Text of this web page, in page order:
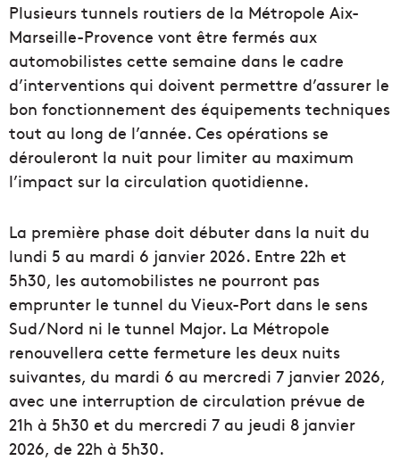
Plusieurs tunnels routiers de la Métropole Aix-
Marseille-Provence vont être fermés aux
automobilistes cette semaine dans le cadre
d’interventions qui doivent permettre d’assurer le
bon fonctionnement des équipements techniques
tout au long de l’année. Ces opérations se
dérouleront la nuit pour limiter au maximum
l’impact sur la circulation quotidienne.
La première phase doit débuter dans la nuit du
lundi 5 au mardi 6 janvier 2026. Entre 22h et
5h30, les automobilistes ne pourront pas
emprunter le tunnel du Vieux-Port dans le sens
Sud/Nord ni le tunnel Major. La Métropole
renouvellera cette fermeture les deux nuits
suivantes, du mardi 6 au mercredi 7 janvier 2026,
avec une interruption de circulation prévue de
21h à 5h30 et du mercredi 7 au jeudi 8 janvier
2026, de 22h à 5h30.